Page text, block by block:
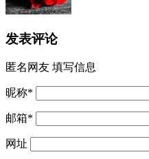
发表评论
匿名网友 填写信息
昵称*
邮箱*
网址